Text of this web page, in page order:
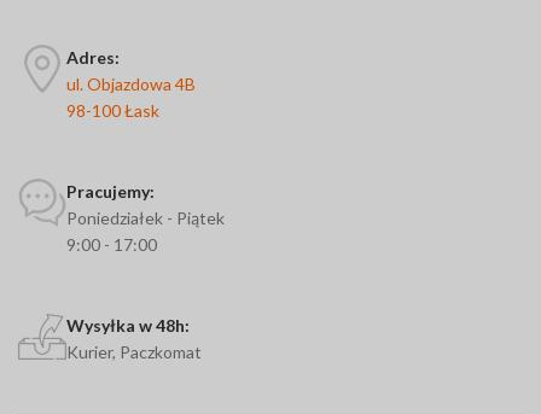
Adres:
ul. Objazdowa 4B
98-100 Łask
Pracujemy:
Poniedziałek - Piątek
9:00 - 17:00
Wysyłka w 48h:
Kurier, Paczkomat